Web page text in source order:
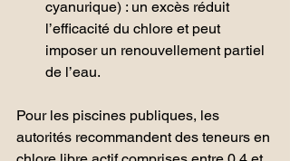
cyanurique) : un excès réduit
l’efficacité du chlore et peut
imposer un renouvellement partiel
de l’eau.
Pour les piscines publiques, les
autorités recommandent des teneurs en